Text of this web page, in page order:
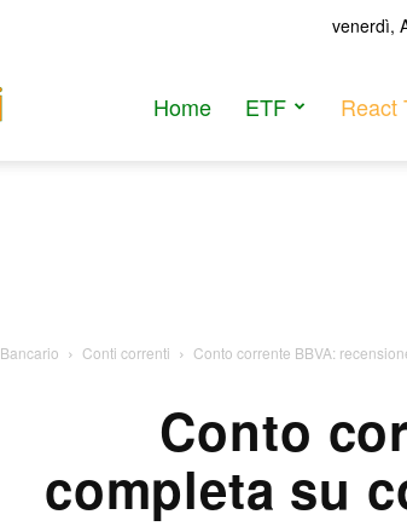
venerdì,
Home ETF React
Bancario Conti correnti Conto corrente BBVA:
Conto
completa su